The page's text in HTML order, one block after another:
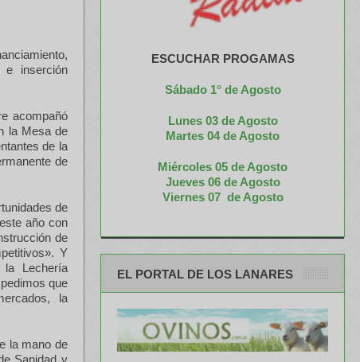
e inserción
acompañó
la Mesa de
de la
de
de
año con
de
Y
la Lechería
que
la
la mano de
Sanidad y
ESCUCHAR PROGAMAS
Sábado 1° de Agosto
Lunes 03 de Agosto
Martes 04 de Agosto
Miércoles 05 de Agosto
Jueves 06 de Agosto
Viernes 07 de Agosto
EL PORTAL DE LOS LANARES